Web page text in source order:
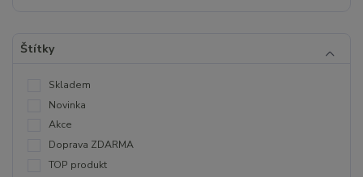
Štítky
Skladem
Novinka
Akce
Doprava ZDARMA
TOP produkt